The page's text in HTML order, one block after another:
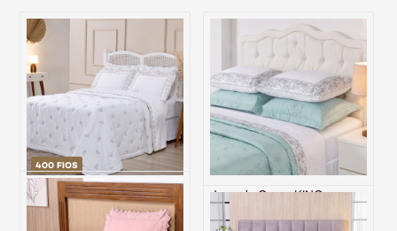
400 FIOS
Cobre Leito 3 Peças KING
Percal 400 Fios 100%
Algodão Imperial Branco
Jogo de Cama KING
Fios Algodão Requinte